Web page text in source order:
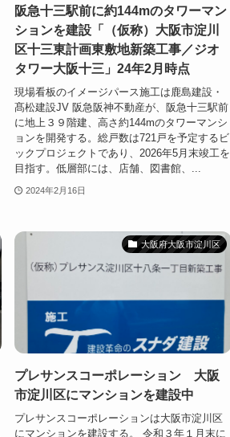
阪急十三駅前に約144mのタワーマン
ションを建設「（仮称）大阪市淀川
区十三東計画東敷地新築工事／ジオ
タワー大阪十三」24年2月時点
現場看板のイメージパース施工は鹿島建設・
髙松建設JV 阪急阪神不動産が、阪急十三駅前
に地上３９階建、高さ約144mのタワーマンシ
ョンを開発する。総戸数は721戸を予定するビ
ックプロジェクトであり、2026年5月末竣工を
目指す。低層部には、店舗、図書館、...
2024年2月16日
大阪府大阪市淀川区
プレサンスコーポレーション 大阪
市淀川区にマンションを建設中
プレサンスコーポレーションは大阪市淀川区
にマンションを建設する。 令和３年１月末に